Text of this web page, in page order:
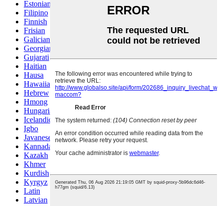
Estonian
Filipino
Finnish
Frisian
Galician
Georgian
Gujarati
Haitian
Hausa
Hawaiian
Hebrew
Hmong
Hungarian
Icelandic
Igbo
Javanese
Kannada
Kazakh
Khmer
Kurdish
Kyrgyz
Latin
Latvian